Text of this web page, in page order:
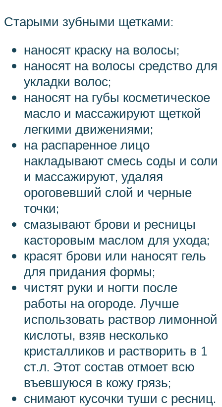
Старыми зубными щетками:
наносят краску на волосы;
наносят на волосы средство для
укладки волос;
наносят на губы косметическое
масло и массажируют щеткой
легкими движениями;
на распаренное лицо
накладывают смесь соды и соли
и массажируют, удаляя
ороговевший слой и черные
точки;
смазывают брови и ресницы
касторовым маслом для ухода;
красят брови или наносят гель
для придания формы;
чистят руки и ногти после
работы на огороде. Лучше
использовать раствор лимонной
кислоты, взяв несколько
кристалликов и растворить в 1
ст.л. Этот состав отмоет всю
въевшуюся в кожу грязь;
снимают кусочки туши с ресниц.